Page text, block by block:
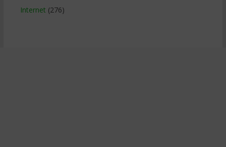
Internet (276)